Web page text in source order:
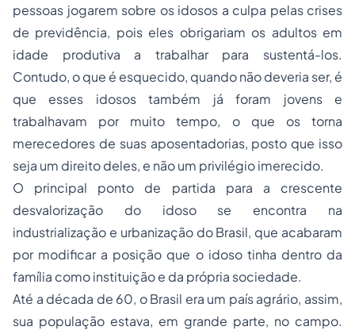
pessoas jogarem sobre os idosos a culpa pelas crises
de previdência, pois eles obrigariam os adultos em
idade produtiva a trabalhar para sustentá-los.
Contudo, o que é esquecido, quando não deveria ser, é
que esses idosos também já foram jovens e
trabalhavam por muito tempo, o que os torna
merecedores de suas aposentadorias, posto que isso
seja um direito deles, e não um privilégio imerecido.
O principal ponto de partida para a crescente
desvalorização do idoso se encontra na
industrialização e urbanização do Brasil, que acabaram
por modificar a posição que o idoso tinha dentro da
família como instituição e da própria sociedade.
Até a década de 60, o Brasil era um país agrário, assim,
sua população estava, em grande parte, no campo.